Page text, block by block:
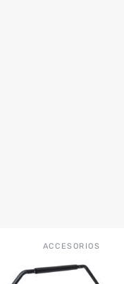
ACCESORIOS